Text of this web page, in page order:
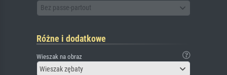
Bez passe-partout
Różne i dodatkowe
Wieszak na obraz
Wieszak zębaty